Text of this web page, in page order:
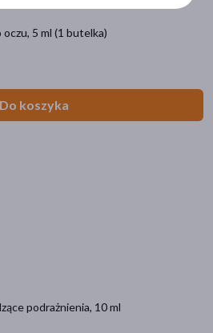
5 ml (1 butelka)
Do koszyka
podrażnienia, 10 ml
B5)